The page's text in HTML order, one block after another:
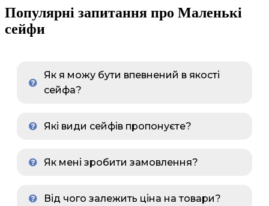
Популярні запитання про Маленькі
сейфи
Як я можу бути впевнений в якості
сейфа?
Які види сейфів пропонуєте?
Як мені зробити замовлення?
Від чого залежить ціна на товари?